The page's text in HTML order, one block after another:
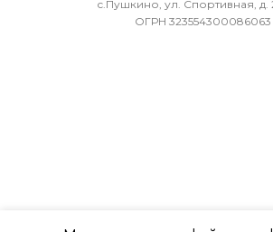
МИН. РАБОЧАЯ ТЕМПЕРАТУРА
с.Пушкино, ул. Спортивная, д.
ОГРН 323554300086063